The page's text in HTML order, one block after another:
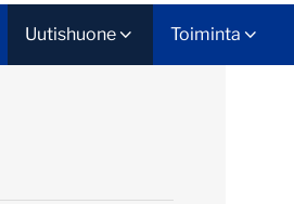
Uutishuone Toiminta